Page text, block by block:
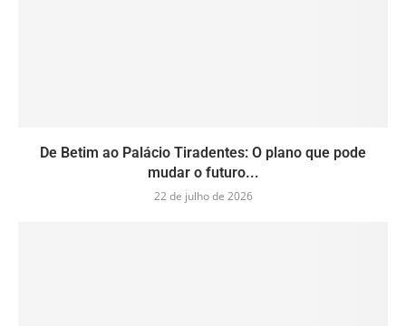
De Betim ao Palácio Tiradentes: O plano que pode
mudar o futuro...
22 de julho de 2026